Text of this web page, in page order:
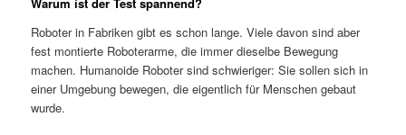
Roboter in Fabriken gibt es schon lange. Viele davon sind aber
fest montierte Roboterarme, die immer dieselbe Bewegung
machen. Humanoide Roboter sind schwieriger: Sie sollen sich in
einer Umgebung bewegen, die eigentlich für Menschen gebaut
wurde.